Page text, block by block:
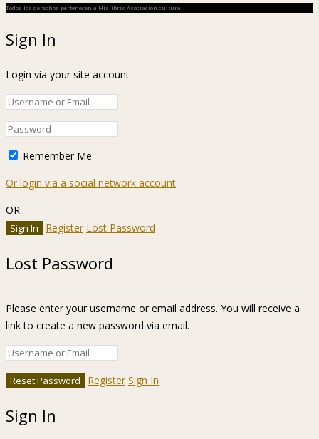
Todos los derechos pertenecen a Hislibris Asociación cultural
Sign In
Login via your site account
Remember Me
Or login via a social network account
OR
Register Lost Password
Lost Password
Please enter your username or email address. You will receive a
link to create a new password via email.
Register Sign In
Sign In